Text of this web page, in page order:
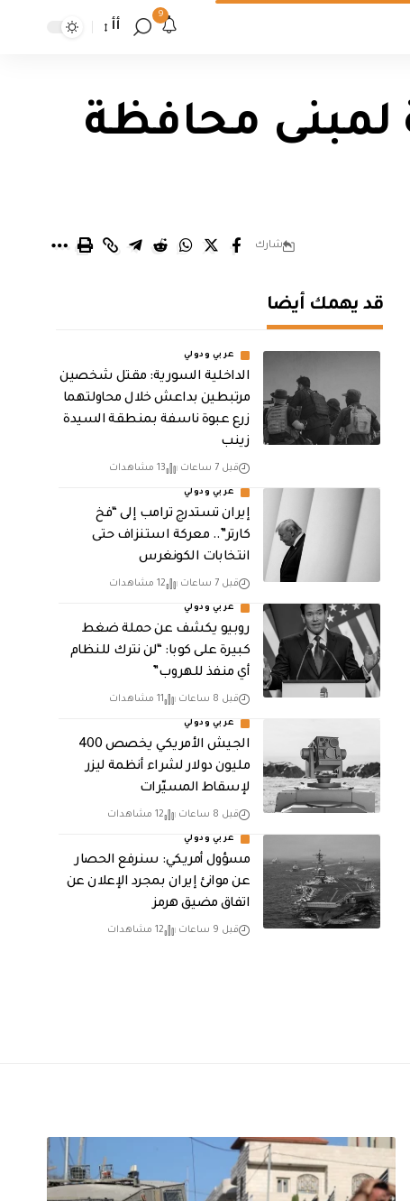
9
أأ
لمبنى محافظة
شارك
قد يهمك أيضا
عربي ودولي
الداخلية السورية: مقتل شخصين
مرتبطين بداعش خلال محاولتهما
زرع عبوة ناسفة بمنطقة السيدة
زينب
قبل 7 ساعات 13 مشاهدات
عربي ودولي
إيران تستدرج ترامب إلى “فخ
كارتر”.. معركة استنزاف حتى
انتخابات الكونغرس
قبل 7 ساعات 12 مشاهدات
عربي ودولي
روبيو يكشف عن حملة ضغط
كبيرة على كوبا: “لن نترك للنظام
أي منفذ للهروب”
قبل 8 ساعات 11 مشاهدات
عربي ودولي
الجيش الأمريكي يخصص 400
مليون دولار لشراء أنظمة ليزر
لإسقاط المسيّرات
قبل 8 ساعات 12 مشاهدات
عربي ودولي
مسؤول أمريكي: سنرفع الحصار
عن موانئ إيران بمجرد الإعلان عن
اتفاق مضيق هرمز
قبل 9 ساعات 12 مشاهدات